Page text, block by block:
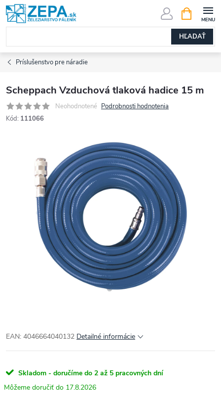
Prejsť
na
obsah
HĽADAŤ
KOŠÍK
Príslušenstvo pre náradie
Scheppach Vzduchová tlaková hadice 15 m
Neohodnotené Podrobnosti hodnotenia
Kód: 111066
EAN: 4046664040132 Detailné informácie
Skladom - doručíme do 2 až 5 pracovných dní
17.8.2026